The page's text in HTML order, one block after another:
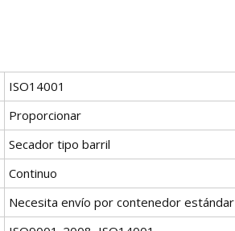
ISO14001
Proporcionar
Secador tipo barril
Continuo
Necesita envío por contenedor estándar